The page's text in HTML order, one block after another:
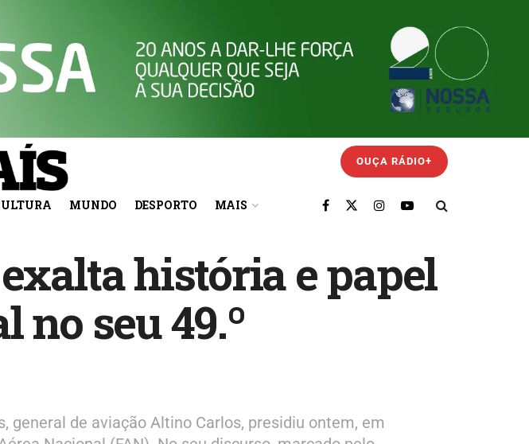
OUÇA RÁDIO+
MUNDO DESPORTO MAIS
história e papel
no seu 49.º
general de aviação Altino Carlos, presidiu ontem, em